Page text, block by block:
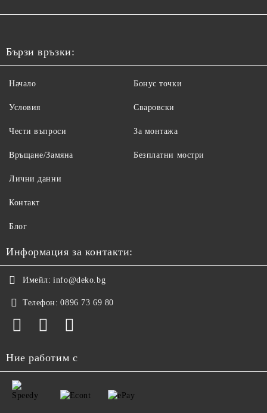
Бързи връзки:
Начало
Условия
Чести въпроси
Връщане/Замяна
Бонус точки
Сваровски
За монтажа
Безплатни мостри
Лични данни
Контакт
Блог
Информация за контакти:
Имейл: info@deko.bg
Телефон: 0896 73 69 80
Ние работим с